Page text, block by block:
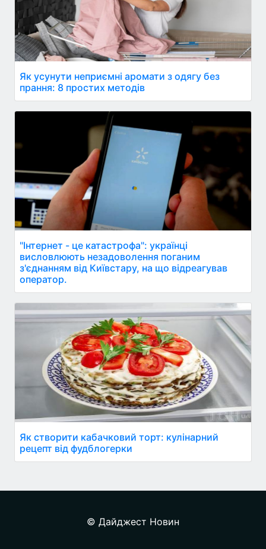
Як усунути неприємні аромати з одягу без
прання: 8 простих методів
"Інтернет - це катастрофа": українці
висловлюють незадоволення поганим
з'єднанням від Київстару, на що відреагував
оператор.
Як створити кабачковий торт: кулінарний
рецепт від фудблогерки
© Дайджест Новин